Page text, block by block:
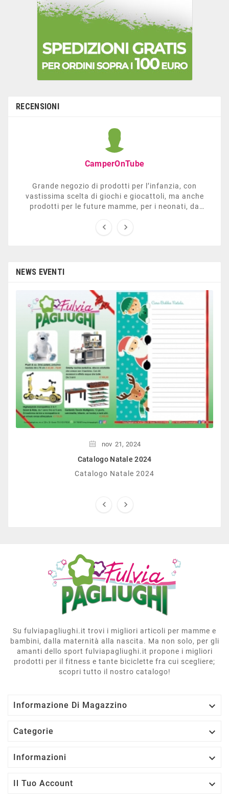
RECENSIONI
CamperOnTube
Grande negozio di prodotti per l’infanzia, con
vastissima scelta di giochi e giocattoli, ma anche
prodotti per le future mamme, per i neonati, da
sezione dedicata all’arredo giardino, giochi all’aperto,
 
NEWS EVENTI
nov 21, 2024
Catalogo Natale 2024
Catalogo Natale 2024
 
Su fulviapagliughi.it trovi i migliori articoli per mamme e
bambini, dalla maternità alla nascita. Ma non solo, per gli
amanti dello sport fulviapagliughi.it propone i migliori
prodotti per il fitness e tante biciclette fra cui scegliere;
scopri tutto il nostro catalogo!
Informazione Di Magazzino 
Categorie 
Informazioni 
Il Tuo Account 